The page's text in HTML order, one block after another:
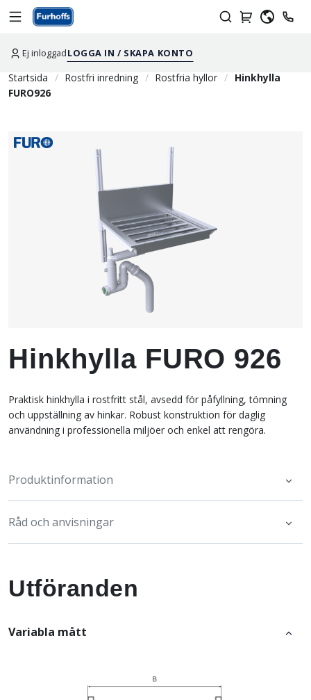
Ej inloggadLOGGA IN / SKAPA KONTO
Startsida Rostfri inredning Rostfria hyllor
Hinkhylla
FURO926
Hinkhylla FURO 926
Praktisk hinkhylla i rostfritt stål, avsedd för påfyllning, tömning
och uppställning av hinkar. Robust konstruktion för daglig
användning i professionella miljöer och enkel att rengöra.
Produktinformation
Råd och anvisningar
Utföranden
Variabla mått